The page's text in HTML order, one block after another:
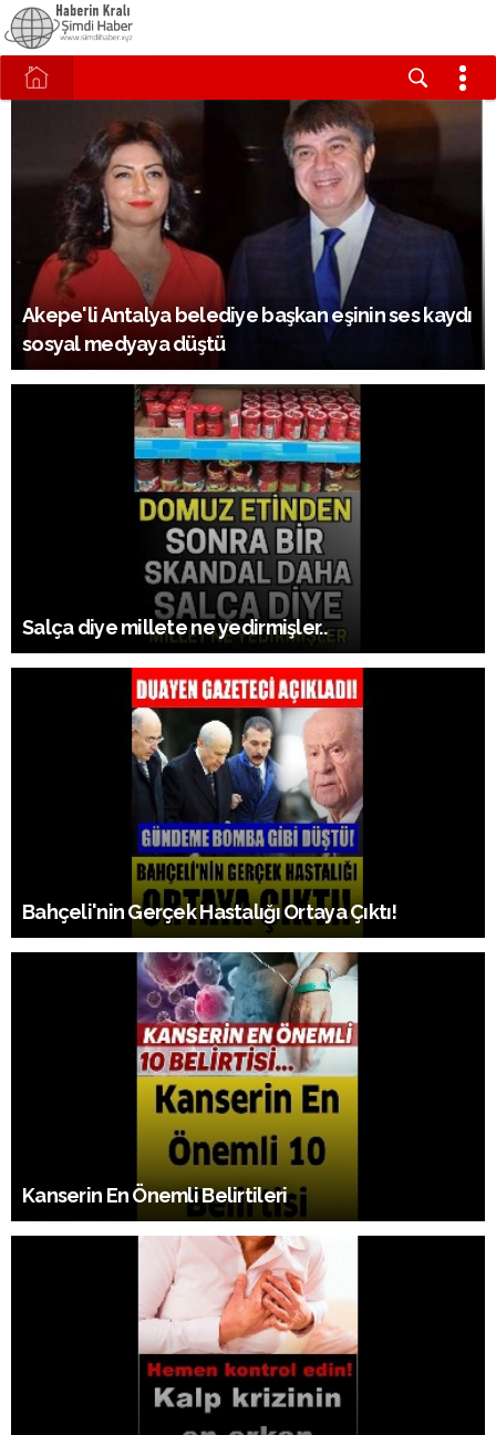
Akepe'li Antalya belediye başkan eşinin ses kaydı
sosyal medyaya düştü
Salça diye millete ne yedirmişler..
Bahçeli'nin Gerçek Hastalığı Ortaya Çıktı!
Kanserin En Önemli Belirtileri